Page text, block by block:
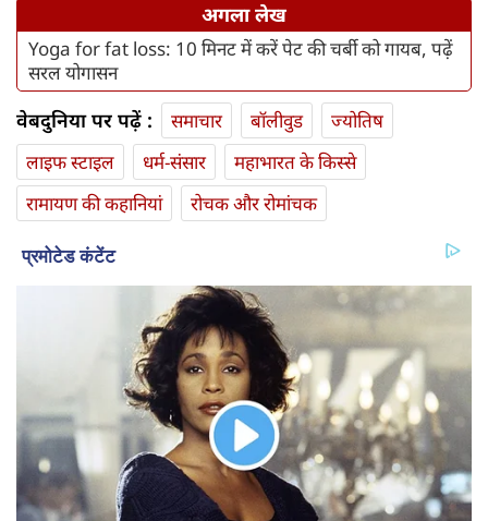
अगला लेख
Yoga for fat loss: 10 मिनट में करें पेट की चर्बी को गायब, पढ़ें
सरल योगासन
वेबदुनिया पर पढ़ें : समाचार बॉलीवुड
ज्योतिष
लाइफ स्‍टाइल
धर्म-संसार
महाभारत के किस्से
रामायण की कहानियां
रोचक और रोमांचक